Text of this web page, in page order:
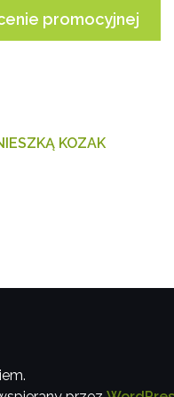
promocyjnej
KOZAK